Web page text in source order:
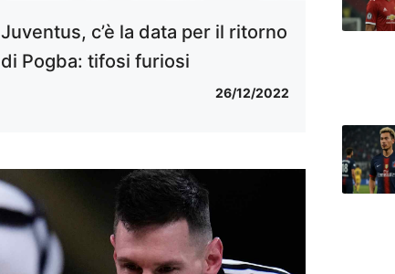
Juventus, c’è la data per il ritorno
di Pogba: tifosi furiosi
26/12/2022